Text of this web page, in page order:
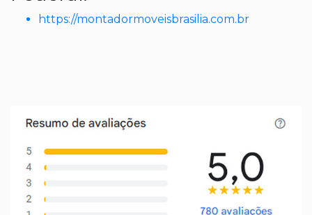
https://montadormoveisbrasilia.com.br